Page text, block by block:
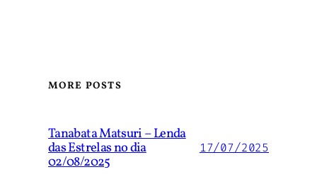
MORE POSTS
Tanabata Matsuri – Lenda
das Estrelas no dia
02/08/2025
17/07/2025